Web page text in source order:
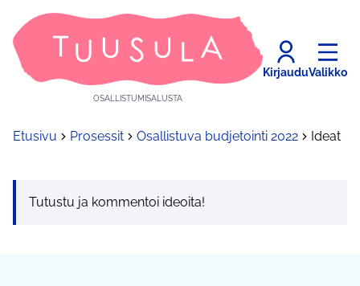
OSALLISTUMISALUSTA
KirjauduValikko
Etusivu Prosessit Osallistuva budjetointi 2022 Ideat
Tutustu ja kommentoi ideoita!